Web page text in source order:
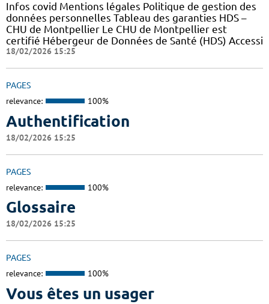
Infos covid Mentions légales Politique de gestion des
données personnelles Tableau des garanties HDS –
CHU de Montpellier Le CHU de Montpellier est
certifié Hébergeur de Données de Santé (HDS) Accessi
18/02/2026 15:25
PAGES
relevance: 100%
Authentification
18/02/2026 15:25
PAGES
relevance: 100%
Glossaire
18/02/2026 15:25
PAGES
relevance: 100%
Vous êtes un usager